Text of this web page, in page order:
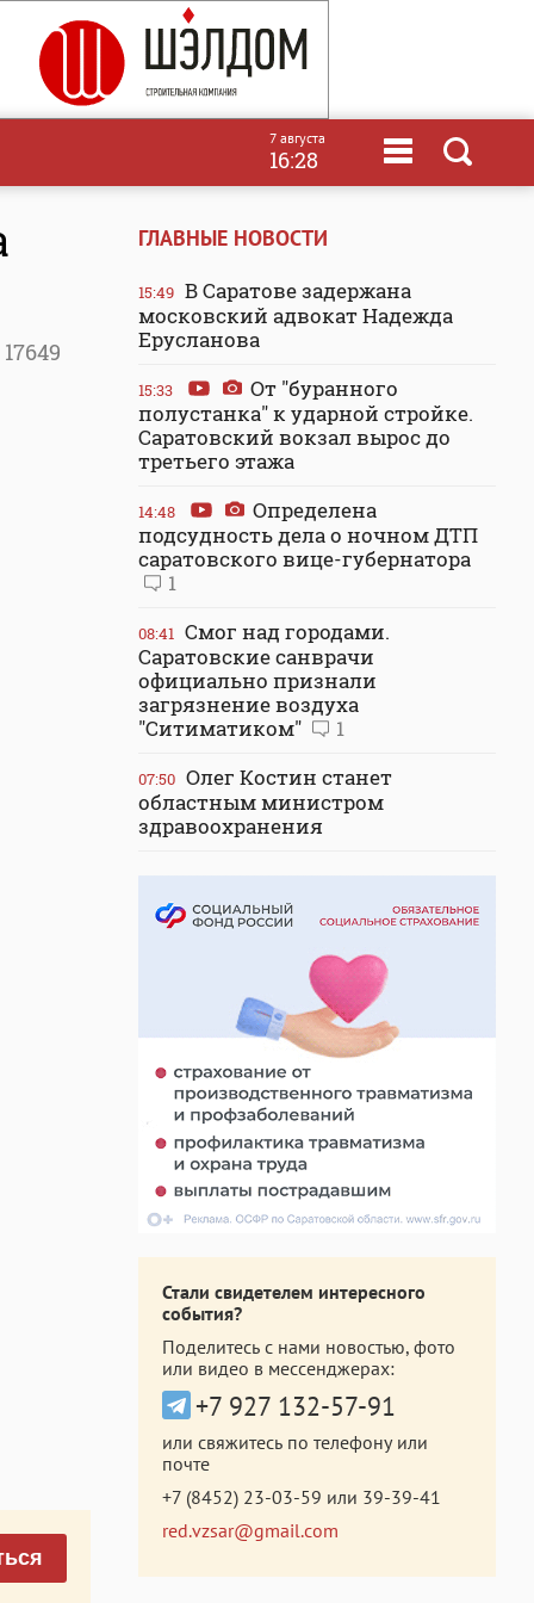
7 августа
16:28
17649
ГЛАВНЫЕ НОВОСТИ
15:49 В Саратове задержана
московский адвокат Надежда
Ерусланова
15:33
От "буранного
полустанка" к ударной стройке.
Саратовский вокзал вырос до
третьего этажа
14:48
Определена
подсудность дела о ночном ДТП
саратовского вице-губернатора
1
08:41 Смог над городами.
Саратовские санврачи
официально признали
загрязнение воздуха
"Ситиматиком"
1
07:50 Олег Костин станет
областным министром
здравоохранения
Стали свидетелем интересного
события?
Поделитесь с нами новостью, фото
или видео в мессенджерах:
+7 927 132-57-91
или свяжитесь по телефону или
почте
+7 (8452) 23-03-59 или 39-39-41
red.vzsar@gmail.com